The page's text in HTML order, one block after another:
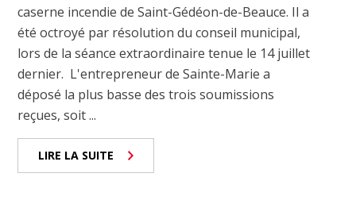
caserne incendie de Saint-Gédéon-de-Beauce. Il a
été octroyé par résolution du conseil municipal,
lors de la séance extraordinaire tenue le 14 juillet
dernier. L'entrepreneur de Sainte-Marie a
déposé la plus basse des trois soumissions
reçues, soit ...
LIRE LA SUITE